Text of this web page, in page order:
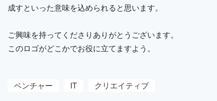
成すといった意味を込められると思います。
ご興味を持ってくださりありがとうございます。
このロゴがどこかでお役に立てますよう。
ベンチャー IT クリエイティブ